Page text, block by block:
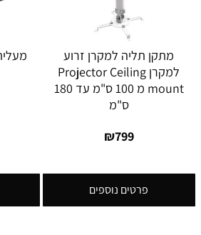
מתקן תליה למקרן זרוע
למקרן Projector Ceiling
mount מ 100 ס"מ עד 180
ס"מ
₪799
פרטים נוספים